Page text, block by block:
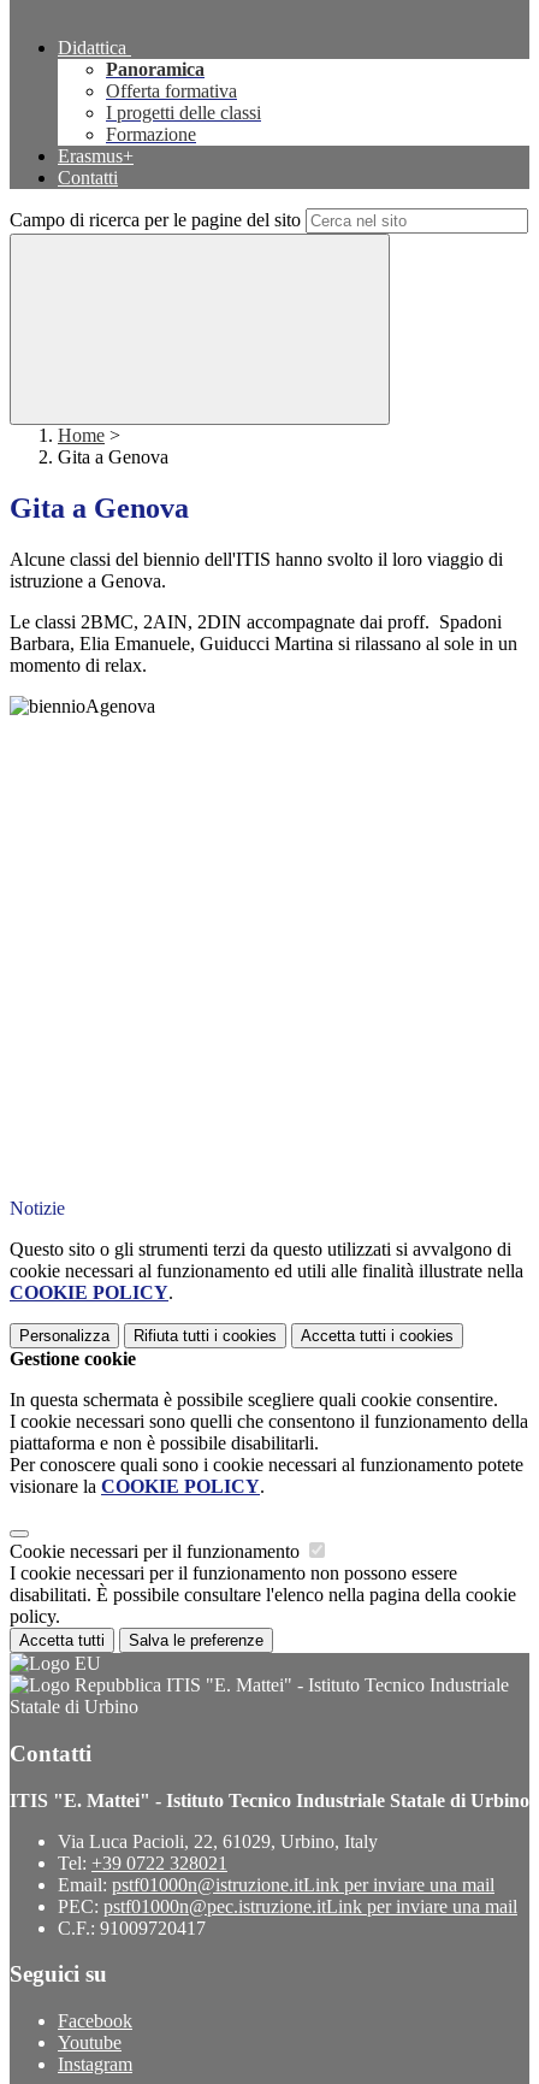
Didattica
Panoramica
Offerta formativa
I progetti delle classi
Formazione
Erasmus+
Contatti
Campo di ricerca per le pagine del sito
Home >
Gita a Genova
Gita a Genova
Alcune classi del biennio dell'ITIS hanno svolto il loro viaggio di
istruzione a Genova.
Le classi 2BMC, 2AIN, 2DIN accompagnate dai proff. Spadoni
Barbara, Elia Emanuele, Guiducci Martina si rilassano al sole in un
momento di relax.
Notizie
Questo sito o gli strumenti terzi da questo utilizzati si avvalgono di
cookie necessari al funzionamento ed utili alle finalità illustrate nella
COOKIE POLICY.
Personalizza Rifiuta tutti i cookies Accetta tutti i cookies
Gestione cookie
In questa schermata è possibile scegliere quali cookie consentire.
I cookie necessari sono quelli che consentono il funzionamento della
piattaforma e non è possibile disabilitarli.
Per conoscere quali sono i cookie necessari al funzionamento potete
visionare la COOKIE POLICY.
Cookie necessari per il funzionamento
I cookie necessari per il funzionamento non possono essere
disabilitati. È possibile consultare l'elenco nella pagina della cookie
policy.
Accetta tutti Salva le preferenze
ITIS "E. Mattei" - Istituto Tecnico Industriale
Statale di Urbino
Contatti
ITIS "E. Mattei" - Istituto Tecnico Industriale Statale di Urbino
Via Luca Pacioli, 22, 61029, Urbino, Italy
Tel: +39 0722 328021
Email: pstf01000n@istruzione.itLink per inviare una mail
PEC: pstf01000n@pec.istruzione.itLink per inviare una mail
C.F.: 91009720417
Seguici su
Facebook
Youtube
Instagram